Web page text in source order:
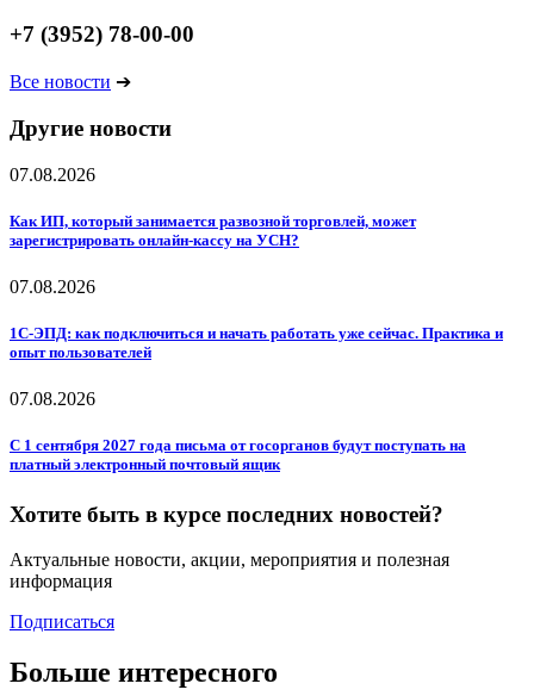
+7 (3952) 78-00-00
Все новости ➔
Другие новости
07.08.2026
Как ИП, который занимается развозной торговлей, может
зарегистрировать онлайн-кассу на УСН?
07.08.2026
1С-ЭПД: как подключиться и начать работать уже сейчас. Практика и
опыт пользователей
07.08.2026
С 1 сентября 2027 года письма от госорганов будут поступать на
платный электронный почтовый ящик
Хотите быть в курсе последних новостей?
Актуальные новости, акции, мероприятия и полезная
информация
Подписаться
Больше интересного